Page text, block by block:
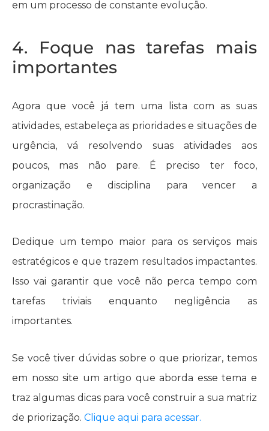
em um processo de constante evolução.
4. Foque nas tarefas mais
importantes
Agora que você já tem uma lista com as suas
atividades, estabeleça as prioridades e situações de
urgência, vá resolvendo suas atividades aos
poucos, mas não pare. É preciso ter foco,
organização e disciplina para vencer a
procrastinação.
Dedique um tempo maior para os serviços mais
estratégicos e que trazem resultados impactantes.
Isso vai garantir que você não perca tempo com
tarefas triviais enquanto negligência as
importantes.
Se você tiver dúvidas sobre o que priorizar, temos
em nosso site um artigo que aborda esse tema e
traz algumas dicas para você construir a sua matriz
de priorização. Clique aqui para acessar.